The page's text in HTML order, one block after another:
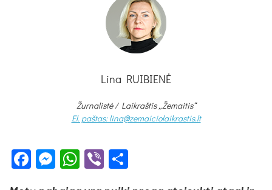
Lina RUIBIENĖ
Žurnalistė / Laikraštis „Žemaitis“
El. paštas: lina@zemaiciolaikrastis.lt
Facebook
Messenger
WhatsApp
Viber